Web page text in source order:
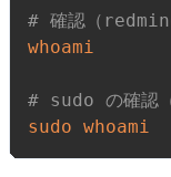
# 確認（
whoami
# sudo の確認
sudo whoami